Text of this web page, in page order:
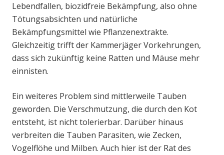
Lebendfallen, biozidfreie Bekämpfung, also ohne
Tötungsabsichten und natürliche
Bekämpfungsmittel wie Pflanzenextrakte.
Gleichzeitig trifft der Kammerjäger Vorkehrungen,
dass sich zukünftig keine Ratten und Mäuse mehr
einnisten.
Ein weiteres Problem sind mittlerweile Tauben
geworden. Die Verschmutzung, die durch den Kot
entsteht, ist nicht tolerierbar. Darüber hinaus
verbreiten die Tauben Parasiten, wie Zecken,
Vogelflöhe und Milben. Auch hier ist der Rat des